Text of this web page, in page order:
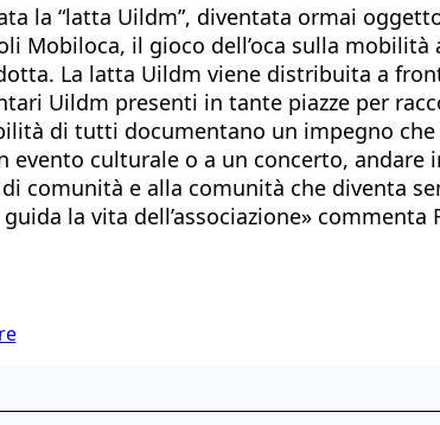
la “latta Uildm”, diventata ormai
Mobiloca, il gioco dell’oca sulla
La latta Uildm viene distribuita a
Uildm presenti in tante piazze per
di tutti documentano un impegno
evento culturale o a un concerto,
comunità e alla comunità che diventa
la vita dell’associazione» commenta